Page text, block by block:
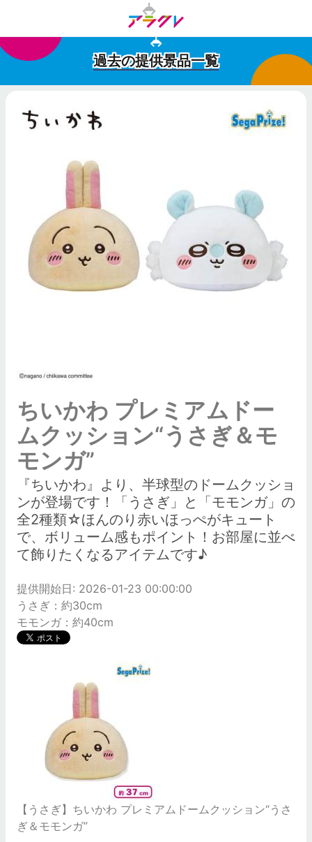
過去の提供景品一覧
ちいかわ プレミアムドー
ムクッション“うさぎ＆モ
モンガ”
『ちいかわ』より、半球型のドームクッショ
ンが登場です！「うさぎ」と「モモンガ」の
全2種類☆ほんのり赤いほっぺがキュート
で、ボリューム感もポイント！お部屋に並べ
て飾りたくなるアイテムです♪
提供開始日: 2026-01-23 00:00:00
うさぎ：約30cm
モモンガ：約40cm
【うさぎ】ちいかわ プレミアムドームクッション“うさ
ぎ＆モモンガ”